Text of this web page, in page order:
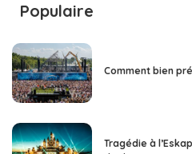
Populaire
Comment bien
Tragédie à